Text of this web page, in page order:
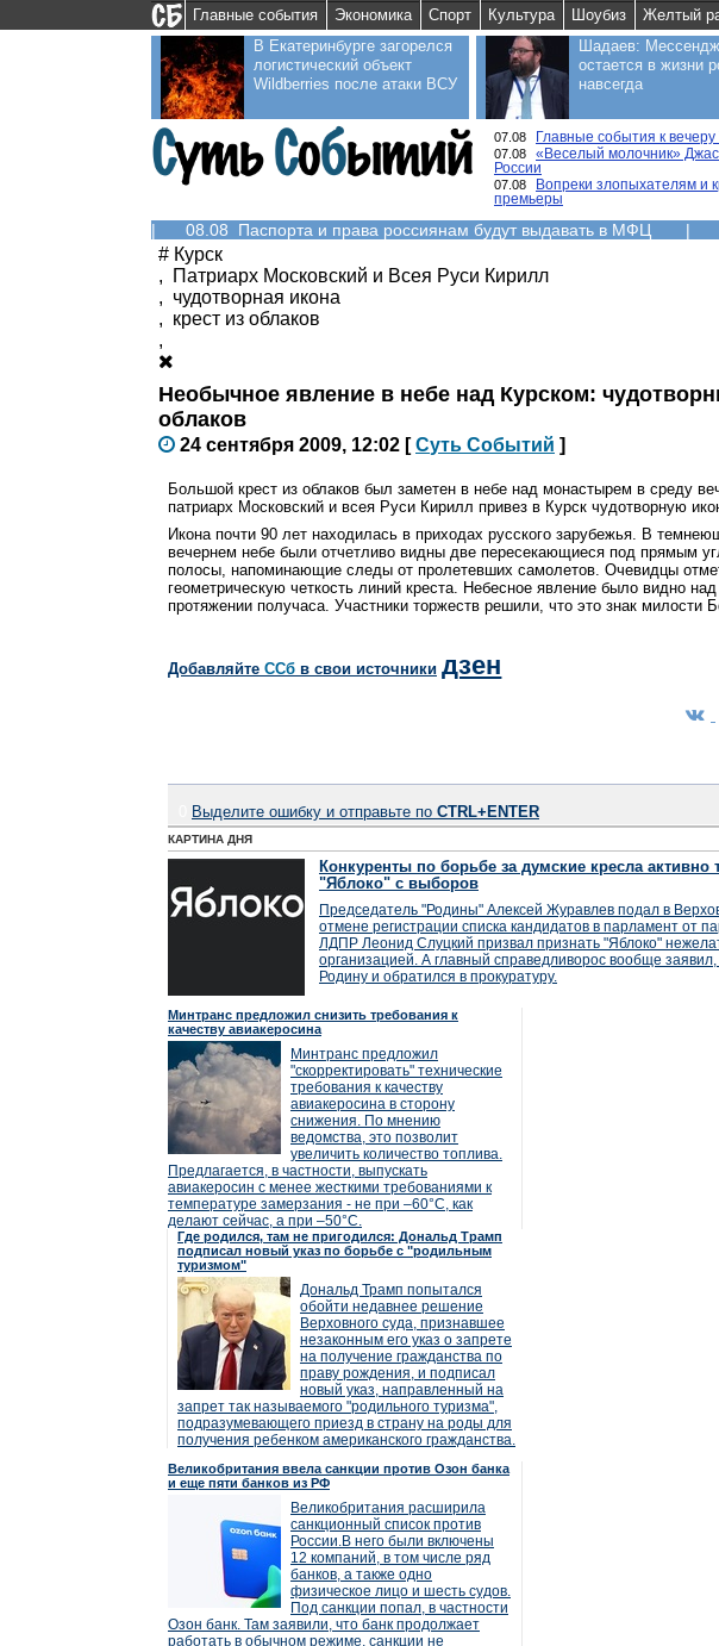
Главные события Экономика Спорт Культура Шоубиз Желтый
В Екатеринбурге загорелся
логистический объект
Wildberries после атаки ВСУ
Шадаев:
остается в жизни
навсегда
07.08
Главные события к вечеру
07.08
«Веселый молочник»
России
07.08
Вопреки злопыхателям и
премьеры
| 08.08 Паспорта и права россиянам будут выдавать в МФЦ |
# Курск
,
Патриарх Московский и Всея Руси Кирилл
, чудотворная икона
, крест из облаков
,
Необычное явление в небе над Курском:
облаков
24 сентября 2009, 12:02 [Суть Событий ]
Большой крест из облаков был заметен в небе над монастырем в среду
патриарх Московский и всея Руси Кирилл привез в Курск чудотворную
Икона почти 90 лет находилась в приходах русского зарубежья. В
вечернем небе были отчетливо видны две пересекающиеся под прямым
полосы, напоминающие следы от пролетевших самолетов. Очевидцы
геометрическую четкость линий креста. Небесное явление было видно
протяжении получаса. Участники торжеств решили, что это знак милости
Добавляйте CСб в свои источники дзен
Выделите ошибку и отправьте по CTRL+ENTER
КАРТИНА ДНЯ
Конкуренты по борьбе за думские кресла активно
"Яблоко" с выборов
Председатель "Родины" Алексей Журавлев подал в
отмене регистрации списка кандидатов в парламент от
ЛДПР Леонид Слуцкий призвал признать "Яблоко"
организацией. А главный справедливорос вообще
Родину и обратился в прокуратуру.
Минтранс предложил снизить требования к
качеству авиакеросина
Минтранс предложил
"скорректировать" технические
требования к качеству
авиакеросина в сторону
снижения. По мнению
ведомства, это позволит
увеличить количество топлива.
Предлагается, в частности, выпускать
авиакеросин с менее жесткими требованиями к
температуре замерзания - не при –60°C, как
делают сейчас, а при –50°C.
Где родился, там не пригодился: Дональд Трамп
подписал новый указ по борьбе с "родильным
туризмом"
Дональд Трамп попытался
обойти недавнее решение
Верховного суда, признавшее
незаконным его указ о запрете
на получение гражданства по
праву рождения, и подписал
новый указ, направленный на
запрет так называемого "родильного туризма",
подразумевающего приезд в страну на роды для
получения ребенком американского гражданства.
Великобритания ввела санкции против Озон банка
и еще пяти банков из РФ
Великобритания расширила
санкционный список против
России.В него были включены
12 компаний, в том числе ряд
банков, а также одно
физическое лицо и шесть судов.
Под санкции попал, в частности
Озон банк. Там заявили, что банк продолжает
работать в обычном режиме, санкции не